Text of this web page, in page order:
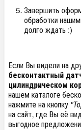
Завершить
обработки
долго ждать :)
Если Вы видели на
бесконтактный
цилиндрическом
нашем каталоге
нажмите на кнопку
на сайт, где Вы её
выгодное